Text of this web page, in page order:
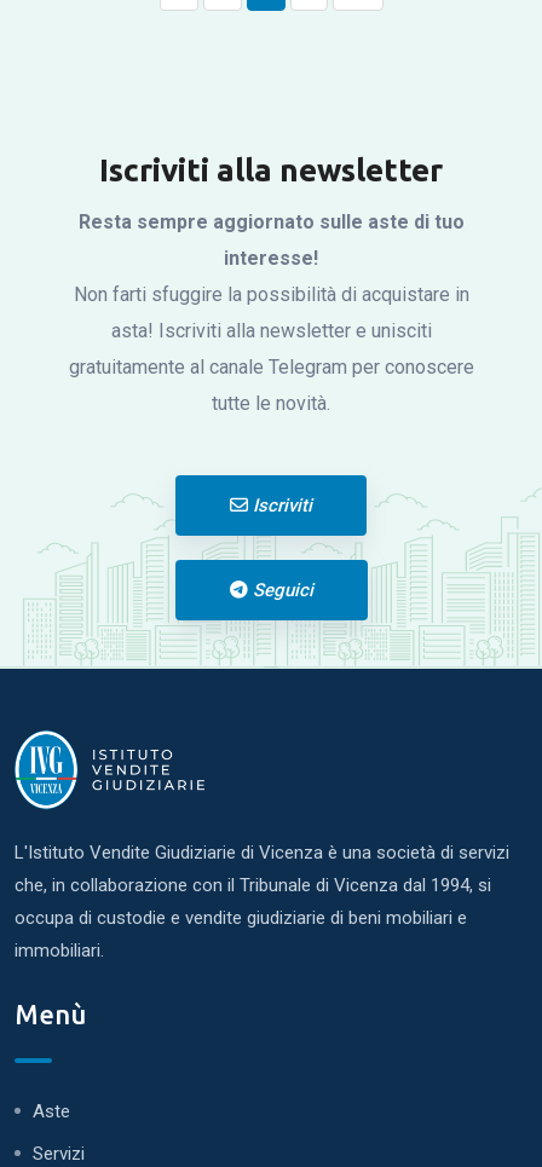
Iscriviti alla newsletter
Resta sempre aggiornato sulle aste di tuo
interesse!
Non farti sfuggire la possibilità di acquistare in
asta! Iscriviti alla newsletter e unisciti
gratuitamente al canale Telegram per conoscere
tutte le novità.
Iscriviti
Seguici
L'Istituto Vendite Giudiziarie di Vicenza è una società di servizi
che, in collaborazione con il Tribunale di Vicenza dal 1994, si
occupa di custodie e vendite giudiziarie di beni mobiliari e
immobiliari.
Menù
Aste
Servizi